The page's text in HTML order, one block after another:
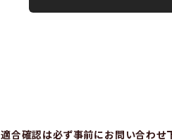
適合確認は必ず事前にお問い合わせ